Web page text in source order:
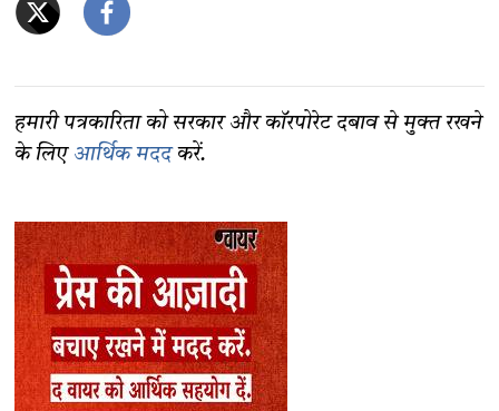
हमारी पत्रकारिता को सरकार और कॉरपोरेट दबाव से मुक्त रखने
के लिए आर्थिक मददकरें.